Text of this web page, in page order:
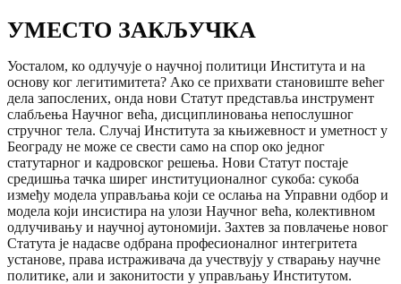
УМЕСТО ЗАКЉУЧКА
Уосталом, ко одлучује о научној политици Института и на
основу ког легитимитета? Ако се прихвати становиште већег
дела запослених, онда нови Статут представља инструмент
слабљења Научног већа, дисциплиновања непослушног
стручног тела. Случај Института за књижевност и уметност у
Београду не може се свести само на спор око једног
статутарног и кадровског решења. Нови Статут постаје
средишња тачка ширег институционалног сукоба: сукоба
између модела управљања који се ослања на Управни одбор и
модела који инсистира на улози Научног већа, колективном
одлучивању и научној аутономији. Захтев за повлачење новог
Статута је надасве одбрана професионалног интегритета
установе, права истраживача да учествују у стварању научне
политике, али и законитости у управљању Институтом.